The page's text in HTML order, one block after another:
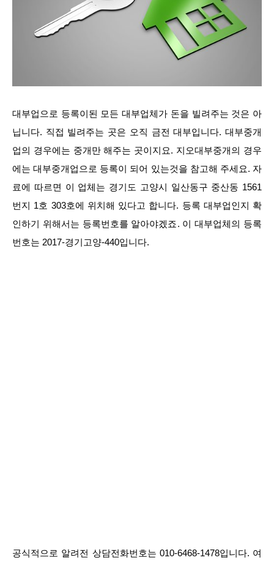
대부업으로 등록이된 모든 대부업체가 돈을 빌려주는 것은 아
닙니다. 직접 빌려주는 곳은 오직 금전 대부입니다. 대부중개
업의 경우에는 중개만 해주는 곳이지요. 지오대부중개의 경우
에는 대부중개업으로 등록이 되어 있는것을 참고해 주세요. 자
료에 따르면 이 업체는 경기도 고양시 일산동구 중산동 1561
번지 1호 303호에 위치해 있다고 합니다. 등록 대부업인지 확
인하기 위해서는 등록번호를 알아야겠죠. 이 대부업체의 등록
번호는 2017-경기고양-440입니다.
공식적으로 알려전 상담전화번호는 010-6468-1478입니다. 여